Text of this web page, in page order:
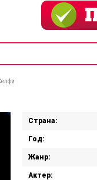
Страна:
Год:
Жанр:
Актер: